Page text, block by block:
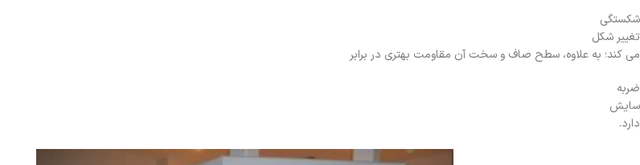
شکستگی
تغییر شکل
می کند؛ به علاوه، سطح صاف و سخت آن مقاومت بهتری در برابر
ضربه
سایش
دارد.